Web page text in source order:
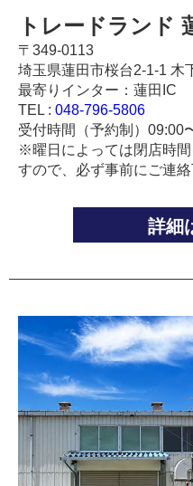
トレードランド
〒349-0113
埼玉県蓮田市桜台2-1-1
最寄りインター：蓮田IC
TEL : 048-796-5806
受付時間（予約制）09:00
※曜日によっては閉店時
すので、必ず事前にご連絡
詳細